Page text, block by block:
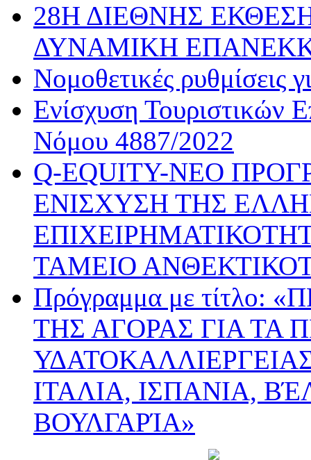
28Η ΔΙΕΘΝΗΣ ΕΚΘΕΣΗ
ΔΥΝΑΜΙΚΗ
Νομοθετικές ρυθμίσεις
Ενίσχυση Τουριστικών
Νόμου 4887/2022
Q-EQUITY-ΝΕΟ
ΕΝΙΣΧΥΣΗ ΤΗΣ
ΤΑΜΕΙΟ
Πρόγραμμα με
ΤΗΣ ΑΓΟΡΑΣ ΓΙΑ ΤΑ
ΙΤΑΛΙΑ, ΙΣΠΑΝΙΑ,
ΒΟΥΛΓΑΡΊΑ»